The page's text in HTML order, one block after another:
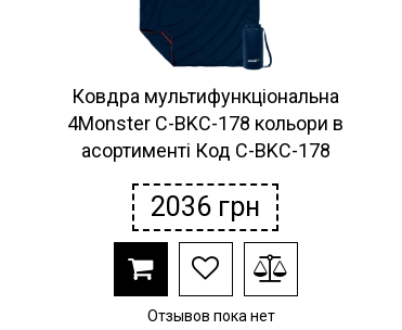
Ковдра мультифункціональна
4Monster C-BKC-178 кольори в
асортименті Код C-BKC-178
2036 грн
Отзывов пока нет